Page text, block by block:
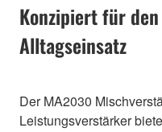
Konzipiert für
Alltagseinsatz
Der MA2030
Leistungsverstärker